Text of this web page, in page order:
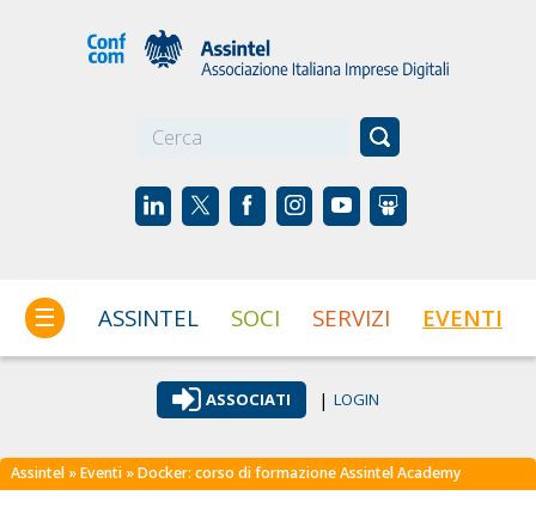
☰ ASSINTEL SOCI SERVIZI EVENTI
ASSOCIATI | LOGIN
Assintel »Eventi » Docker: corso di formazione Assintel Academy